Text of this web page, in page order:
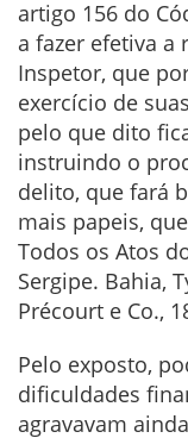
artigo 156 do
a fazer efetiva
Inspetor, que
exercício de
pelo que dito
instruindo o
delito, que fará
mais papeis,
Todos os Atos
Sergipe. Bahia,
Précourt e Co.,
Pelo exposto,
dificuldades
agravavam